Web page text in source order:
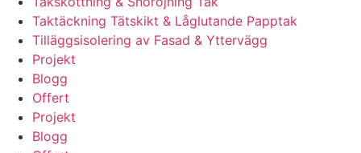
Taktäckning Tätskikt & Låglutande Papptak
Tilläggsisolering av Fasad & Yttervägg
Projekt
Blogg
Offert
Projekt
Blogg